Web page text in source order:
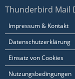
Thunderbird Mail
Impressum & Kontakt
Datenschutzerklärung
Einsatz von Cookies
Nutzungsbedingungen